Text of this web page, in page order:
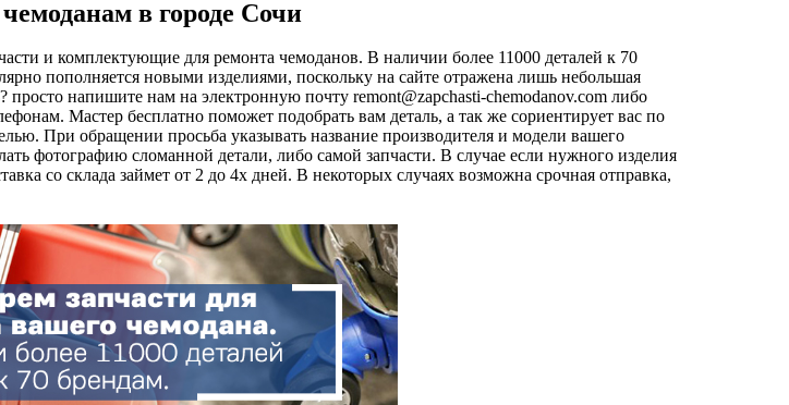
в городе Сочи
и комплектующие для ремонта чемоданов. В наличии более 11000 деталей к 70
пополняется новыми изделиями, поскольку на сайте отражена лишь небольшая
просто напишите нам на электронную почту remont@zapchasti-chemodanov.comлибо
Мастер бесплатно поможет подобрать вам деталь, а так же сориентирует вас по
При обращении просьба указывать название производителя и модели вашего
фотографию сломанной детали, либо самой запчасти. В случае если нужного изделия
со склада займет от 2 до 4х дней. В некоторых случаях возможна срочная отправка,